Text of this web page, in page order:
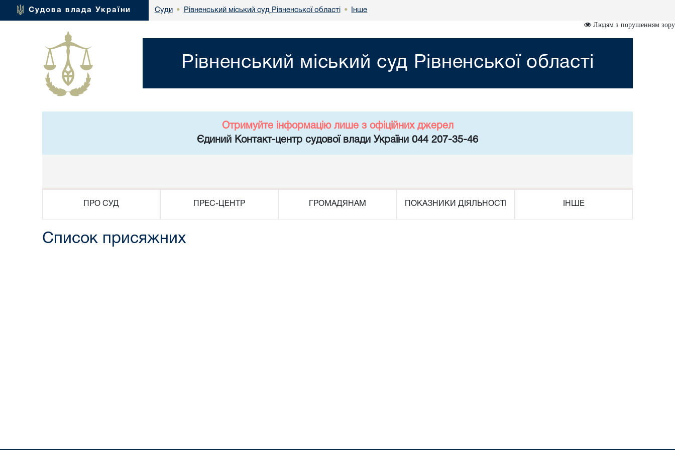
Судова влада України Суди • Рівненський міський суд Рівненської області • Інше
Людям з порушенням зору
Рівненський міський суд Рівненської області
Отримуйте інформацію лише з офіційних джерел
Єдиний Контакт-центр судової влади України 044 207-35-46
ПРО СУД ПРЕС-ЦЕНТР ГРОМАДЯНАМ ПОКАЗНИКИ ДІЯЛЬНОСТІ ІНШЕ
Cписок присяжних